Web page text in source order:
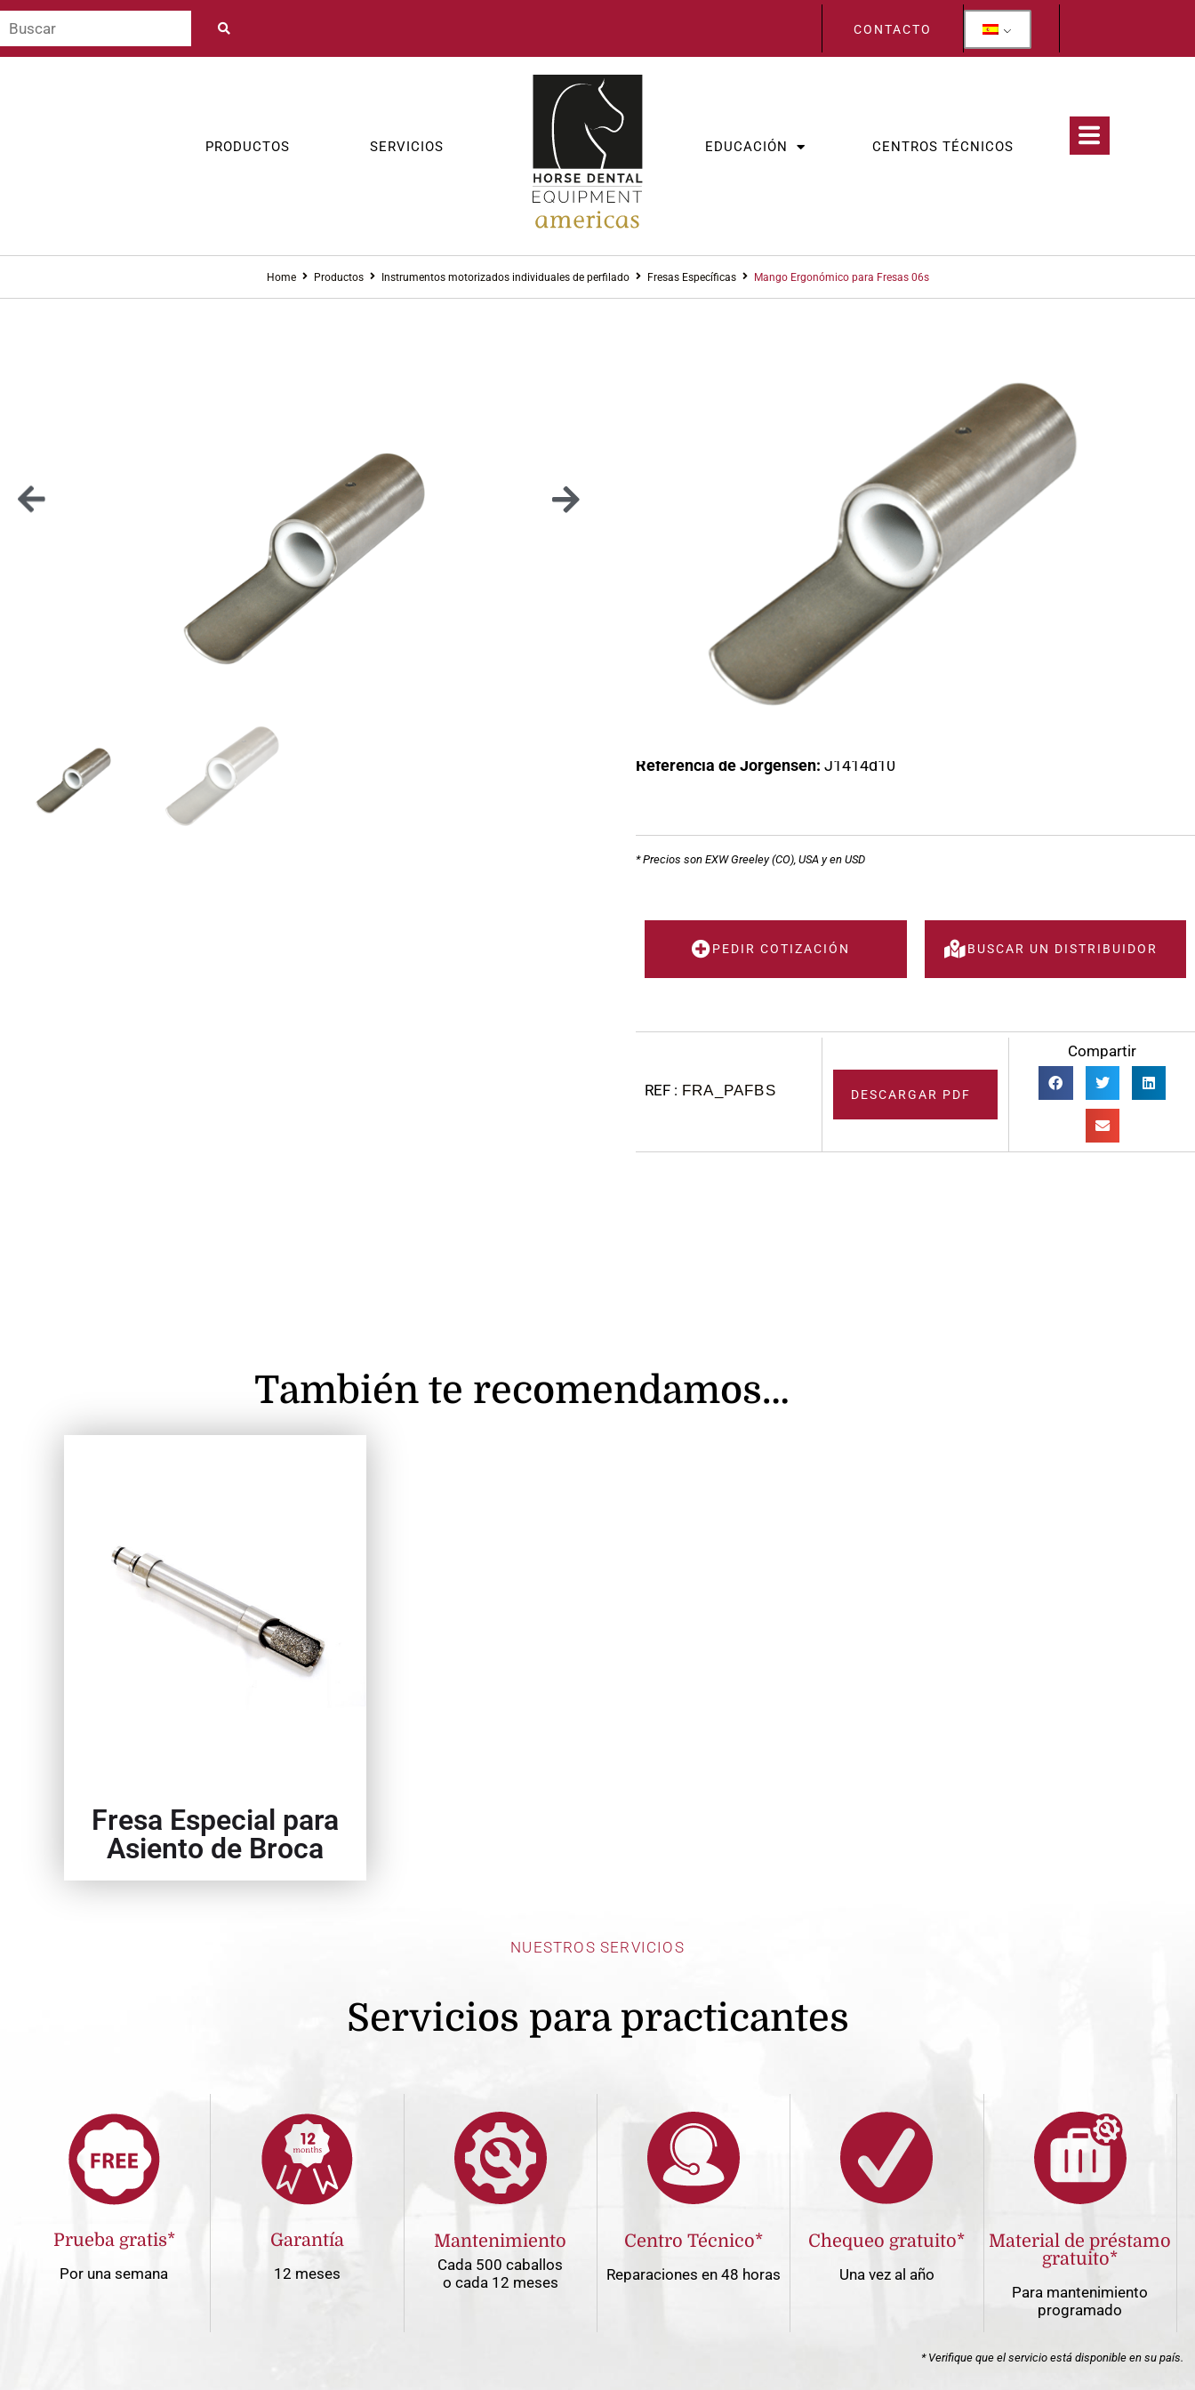
CONTACTO
PRODUCTOS SERVICIOS EDUCACIÓN CENTROS TÉCNICOS
Home Productos Instrumentos motorizados individuales de perfilado Fresas Específicas Mango Ergonómico para Fresas 06s
INSTRUMENTOS MOTORIZADOS INDIVIDUALES DE PERFILADO
MANGO ERGONÓMICO PARA
FRESAS 06S
320,00$
DESCRIPCIÓN
Este mango ha sido especialmente desarrollado para profesionales que buscan
un mejor agarre en su asiento de broca o fresa angular.
Referencia de Jorgensen: J1414d10
* Precios son EXW Greeley (CO), USA y en USD
PEDIR COTIZACIÓN BUSCAR UN DISTRIBUIDOR
FRA_PAFBS DESCARGAR PDF
Compartir
También te recomendamos…
Fresa Especial para
Asiento de Broca
NUESTROS SERVICIOS
Servicios para practicantes
Prueba gratis*
Por una semana
Garantía
12 meses
Mantenimiento
Cada 500 caballos
o cada 12 meses
Centro Técnico*
Reparaciones en 48 horas
Chequeo gratuito*
Una vez al año
Material de préstamo
gratuito*
Para mantenimiento
programado
* Verifique que el servicio está disponible en su país.